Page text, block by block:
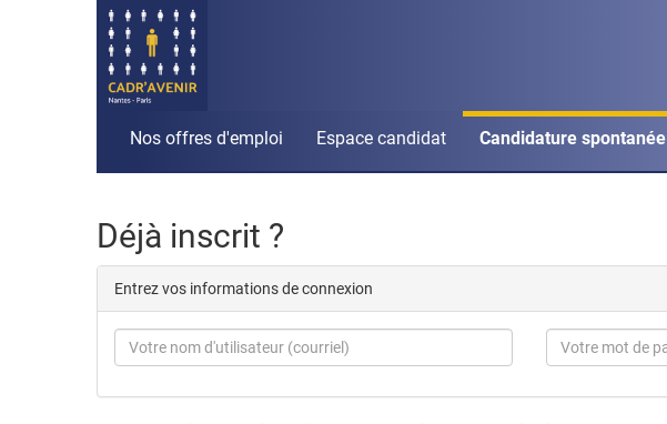
Nos offres d'emploi Espace candidat Candidature spontanée
Déjà inscrit ?
Entrez vos informations de connexion